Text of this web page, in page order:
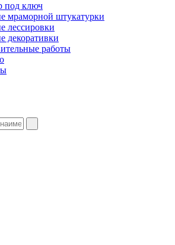
под ключ
мраморной штукатурки
лессировки
декоративки
работы